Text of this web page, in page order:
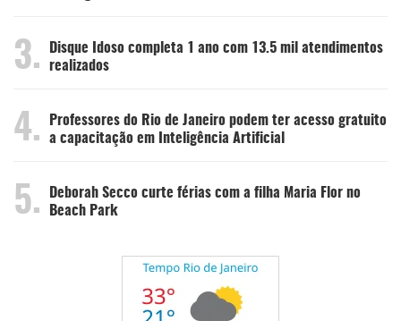
3.
Disque Idoso completa 1 ano com 13.5 mil atendimentos
realizados
4.
Professores do Rio de Janeiro podem ter acesso gratuito
a capacitação em Inteligência Artificial
5.
Deborah Secco curte férias com a filha Maria Flor no
Beach Park